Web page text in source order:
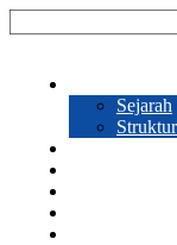
Sejarah